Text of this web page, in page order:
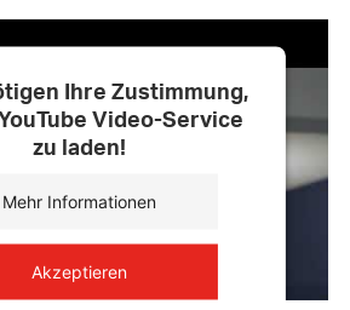
Ihre Zustimmung,
Video-Service
zu laden!
Mehr Informationen
Akzeptieren